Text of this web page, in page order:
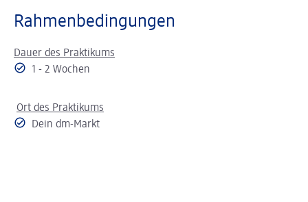
Rahmenbedingungen
Dauer des Praktikums
1 - 2 Wochen
Ort des Praktikums
Dein dm-Markt